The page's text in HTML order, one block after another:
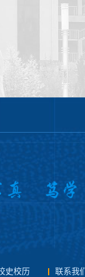
史校历 联系我们